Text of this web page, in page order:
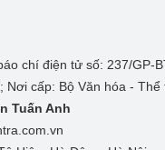
chí điện tử số: 237/GP-
Nơi cấp: Bộ Văn hóa - Thể
Tuấn Anh